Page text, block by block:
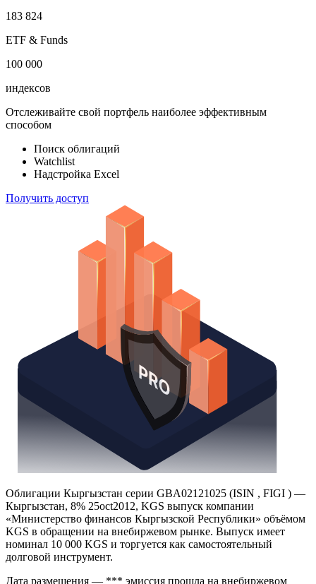
183 824
ETF & Funds
100 000
индексов
Отслеживайте свой портфель наиболее эффективным
способом
Поиск облигаций
Watchlist
Надстройка Excel
Получить доступ
Облигации Кыргызстан серии GBA02121025 (ISIN , FIGI ) —
Кыргызстан, 8% 25oct2012, KGS выпуск компании
«Министерство финансов Кыргызской Республики» объёмом
KGS в обращении на внебиржевом рынке. Выпуск имеет
номинал 10 000 KGS и торгуется как самостоятельный
долговой инструмент.
Дата размещения — *** эмиссия прошла на внебиржевом